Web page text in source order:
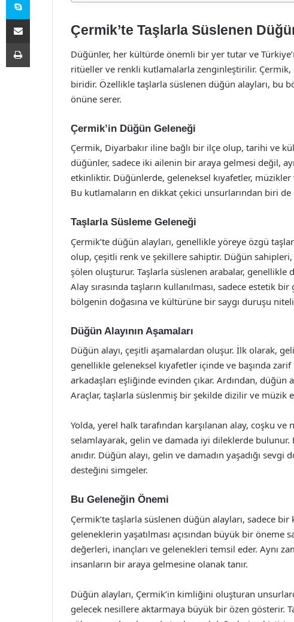
Çermik’te Taşlarla Süslenen
Düğünler, her kültürde önemli bir yer tutar ve
ritüeller ve renkli kutlamalarla zenginleştirilir.
biridir. Özellikle taşlarla süslenen düğün alayları,
önüne serer.
Çermik’in Düğün Geleneği
Çermik, Diyarbakır iline bağlı bir ilçe olup, tarihi ve
düğünler, sadece iki ailenin bir araya gelmesi değil,
etkinliktir. Düğünlerde, geleneksel kıyafetler,
Bu kutlamaların en dikkat çekici unsurlarından biri de
Taşlarla Süsleme Geleneği
Çermik’te düğün alayları, genellikle yöreye özgü
olup, çeşitli renk ve şekillere sahiptir. Düğün
şölen oluşturur. Taşlarla süslenen arabalar,
Alay sırasında taşların kullanılması, sadece estetik
bölgenin doğasına ve kültürüne bir saygı duruşu
Düğün Alayının Aşamaları
Düğün alayı, çeşitli aşamalardan oluşur. İlk olarak,
genellikle geleneksel kıyafetler içinde ve başında
arkadaşları eşliğinde evinden çıkar. Ardından, düğün
Araçlar, taşlarla süslenmiş bir şekilde dizilir ve müzik
Yolda, yerel halk tarafından karşılanan alay, coşku
selamlayarak, gelin ve damada iyi dileklerde
anıdır. Düğün alayı, gelin ve damadın yaşadığı
desteğini simgeler.
Bu Geleneğin Önemi
Çermik’te taşlarla süslenen düğün alayları, sadece
geleneklerin yaşatılması açısından büyük bir
değerleri, inançları ve gelenekleri temsil eder. Aynı
insanların bir araya gelmesine olanak tanır.
Düğün alayları, Çermik’in kimliğini oluşturan
gelecek nesillere aktarmaya büyük bir özen gösterir.
E-Posta ile paylaş